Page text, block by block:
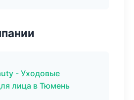
- Уходовые
лица в Тюмень